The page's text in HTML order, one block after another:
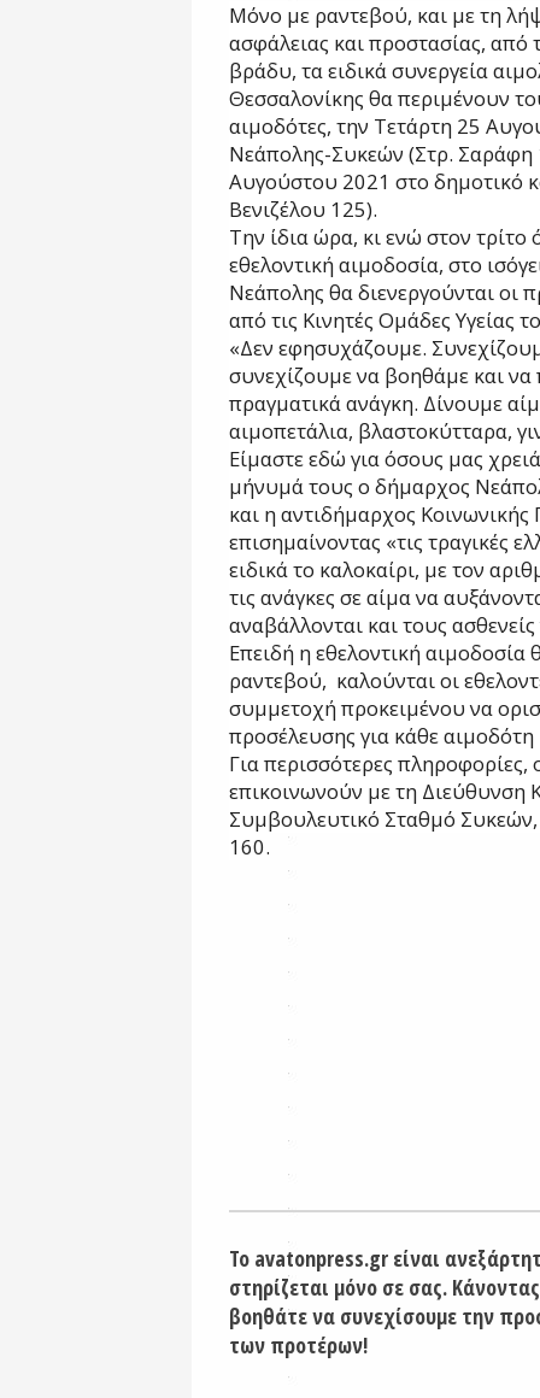
Mόνο με ραντεβού, και με τη
ασφάλειας και προστασίας, από
βράδυ, τα ειδικά συνεργεία
Θεσσαλονίκης θα περιμένουν
αιμοδότες, την Τετάρτη 25
Νεάπολης-Συκεών (Στρ. Σαράφη
Αυγούστου 2021 στο δημοτικό
Βενιζέλου 125).
Την ίδια ώρα, κι ενώ στον
εθελοντική αιμοδοσία, στο
Νεάπολης θα διενεργούνται οι
από τις Κινητές Ομάδες Υγείας
«Δεν εφησυχάζουμε.
συνεχίζουμε να βοηθάμε και
πραγματικά ανάγκη. Δίνουμε
αιμοπετάλια, βλαστοκύτταρα,
Είμαστε εδώ για όσους μας
μήνυμά τους ο δήμαρχος
και η αντιδήμαρχος Κοινωνικής
επισημαίνοντας «τις τραγικές
ειδικά το καλοκαίρι, με τον
τις ανάγκες σε αίμα να
αναβάλλονται και τους
Επειδή η εθελοντική
ραντεβού, καλούνται οι
συμμετοχή προκειμένου να
προσέλευσης για κάθε αιμοδότη
Για περισσότερες
επικοινωνούν με τη Διεύθυνση
Συμβουλευτικό Σταθμό
160.
Το avatonpress.gr είναι
στηρίζεται μόνο σε σας.
βοηθάτε να συνεχίσουμε την
των προτέρων!